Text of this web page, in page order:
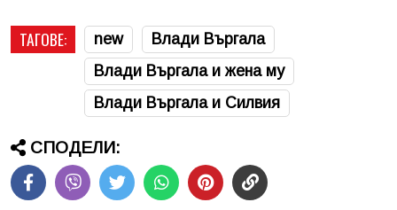
ТАГОВЕ: new
Влади Въргала
Влади Въргала и жена му
Влади Въргала и Силвия
СПОДЕЛИ: